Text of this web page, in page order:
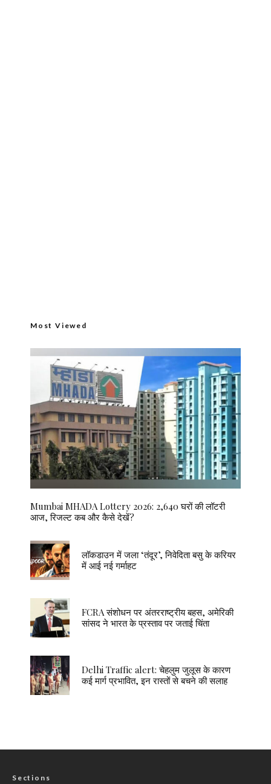
Most Viewed
Mumbai MHADA Lottery 2026: 2,640 घरों की लॉटरी
आज, रिजल्ट कब और कैसे देखें?
लॉकडाउन में जला ‘तंदूर’, निवेदिता बसु के करियर
में आई नई गर्माहट
FCRA संशोधन पर अंतरराष्ट्रीय बहस, अमेरिकी
सांसद ने भारत के प्रस्ताव पर जताई चिंता
Delhi Traffic alert: चेहलुम जुलूस के कारण
कई मार्ग प्रभावित, इन रास्तों से बचने की सलाह
Sections